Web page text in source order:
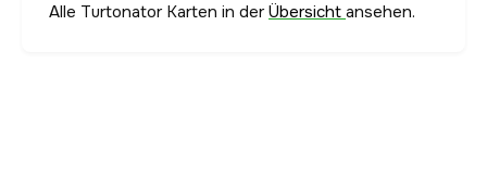
Alle Turtonator Karten in derÜbersicht ansehen.